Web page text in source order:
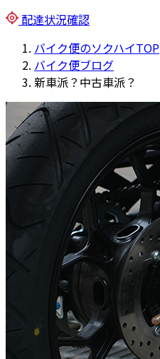
配達状況確認
バイク便のソクハイTOP
バイク便ブログ
新車派？中古車派？